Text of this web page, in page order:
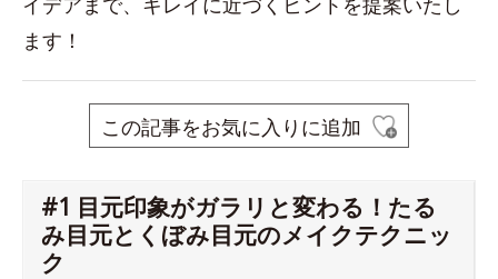
ます！
この記事をお気に入りに追加
#1 目元印象がガラリと変わる！たる
み目元とくぼみ目元のメイクテクニッ
ク